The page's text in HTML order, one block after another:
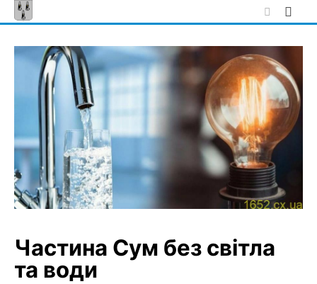
Skip
to
Частина Сум без світла
та води